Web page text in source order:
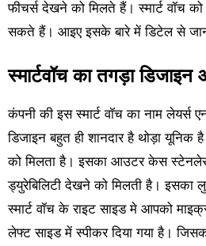
फीचर्स देखने को मिलते हैं। स्मार्ट वॉच
सकते हैं। आइए इसके बारे में डिटेल से
स्मार्टवॉच का तगड़ा डिजाइन
कंपनी की इस स्मार्ट वॉच का नाम लेयर्स
डिजाइन बहुत ही शानदार है थोड़ा
को मिलता है। इसका आउटर केस
ड्युरेबिलिटी देखने को मिलती है। इसका
स्मार्ट वॉच के राइट साइड मे आपको
लेफ्ट साइड में स्पीकर दिया गया है।